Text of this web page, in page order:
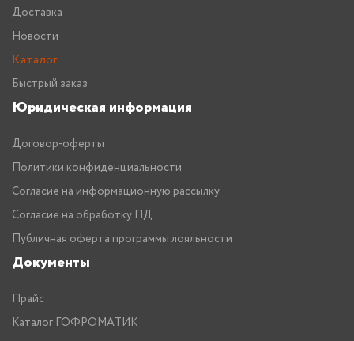
Доставка
Новости
Каталог
Быстрый заказ
Юридическая информация
Договор-оферты
Политики конфиденциальности
Согласие на информационную рассылку
Согласие на обработку ПД
Публичная оферта программы лояльности
Документы
Прайс
Каталог ГОФРОМАТИК